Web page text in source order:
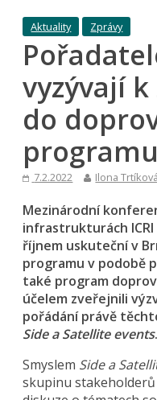
Aktuality Zprávy
vyzývají
do
programu
7.2.2022 Ilona Trtíková
Mezinárodní
infrastrukturách ICRI
říjnem uskuteční v
programu v podobě
také program
účelem zveřejnili
pořádání právě
Side a Satellite events.
Smyslem Side a
skupinu